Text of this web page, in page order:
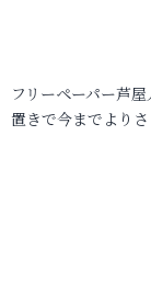
フリーペーパー芦
置きで今までより